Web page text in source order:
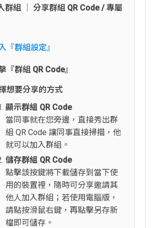
群組 │ 分享群組 QR Code / 專屬
『群組設定』
『群組 QR Code』
想要分享的方式
顯示群組 QR Code
當同事就在您旁邊，直接秀出群
組 QR Code 讓同事直接掃描，他
就可以加入群組。
儲存群組 QR Code
點擊該按鍵將下載儲存到當下使
用的裝置裡，隨時可分享邀請其
他人加入群組；若使用電腦版，
請點按滑鼠右鍵，再點擊另存新
檔即可儲存。